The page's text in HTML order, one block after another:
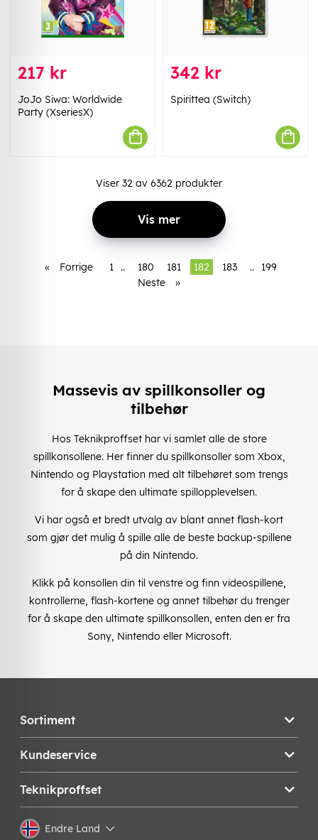
217 kr
JoJo Siwa: Worldwide
Party (XseriesX)
342 kr
Spirittea (Switch)
Viser 32 av 6362 produkter
Vis mer
« Forrige 1 .. 180 181 182 183 ..
199
Neste
»
Massevis av spillkonsoller og
tilbehør
Hos Teknikproffset har vi samlet alle de store
spillkonsollene. Her finner du spillkonsoller som Xbox,
Nintendo og Playstation med alt tilbehøret som trengs
for å skape den ultimate spillopplevelsen.
Vi har også et bredt utvalg av blant annet flash-kort
som gjør det mulig å spille alle de beste backup-spillene
på din Nintendo.
Klikk på konsollen din til venstre og finn videospillene,
kontrollerne, flash-kortene og annet tilbehør du trenger
for å skape den ultimate spillkonsollen, enten den er fra
Sony, Nintendo eller Microsoft.
Sortiment
Kundeservice
Teknikproffset
Endre Land